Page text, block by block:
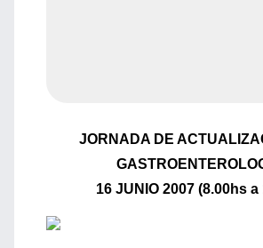
JORNADA DE
16 JUNIO 2007 (8.00hs a